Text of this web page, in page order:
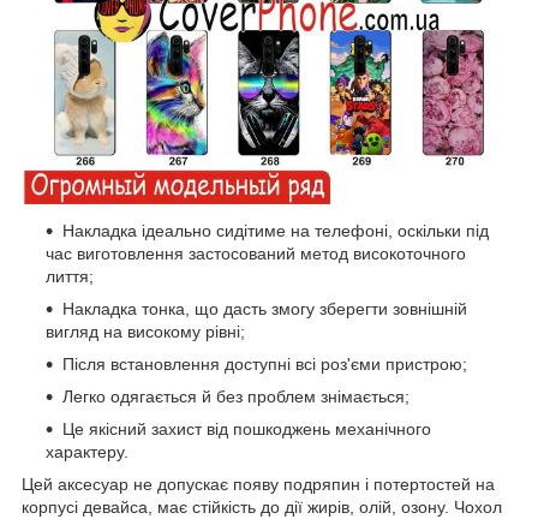
Накладка ідеально сидітиме на телефоні, оскільки під
час виготовлення застосований метод високоточного
лиття;
Накладка тонка, що дасть змогу зберегти зовнішній
вигляд на високому рівні;
Після встановлення доступні всі роз'єми пристрою;
Легко одягається й без проблем знімається;
Це якісний захист від пошкоджень механічного
характеру.
Цей аксесуар не допускає появу подряпин і потертостей на
корпусі девайса, має стійкість до дії жирів, олій, озону. Чохол